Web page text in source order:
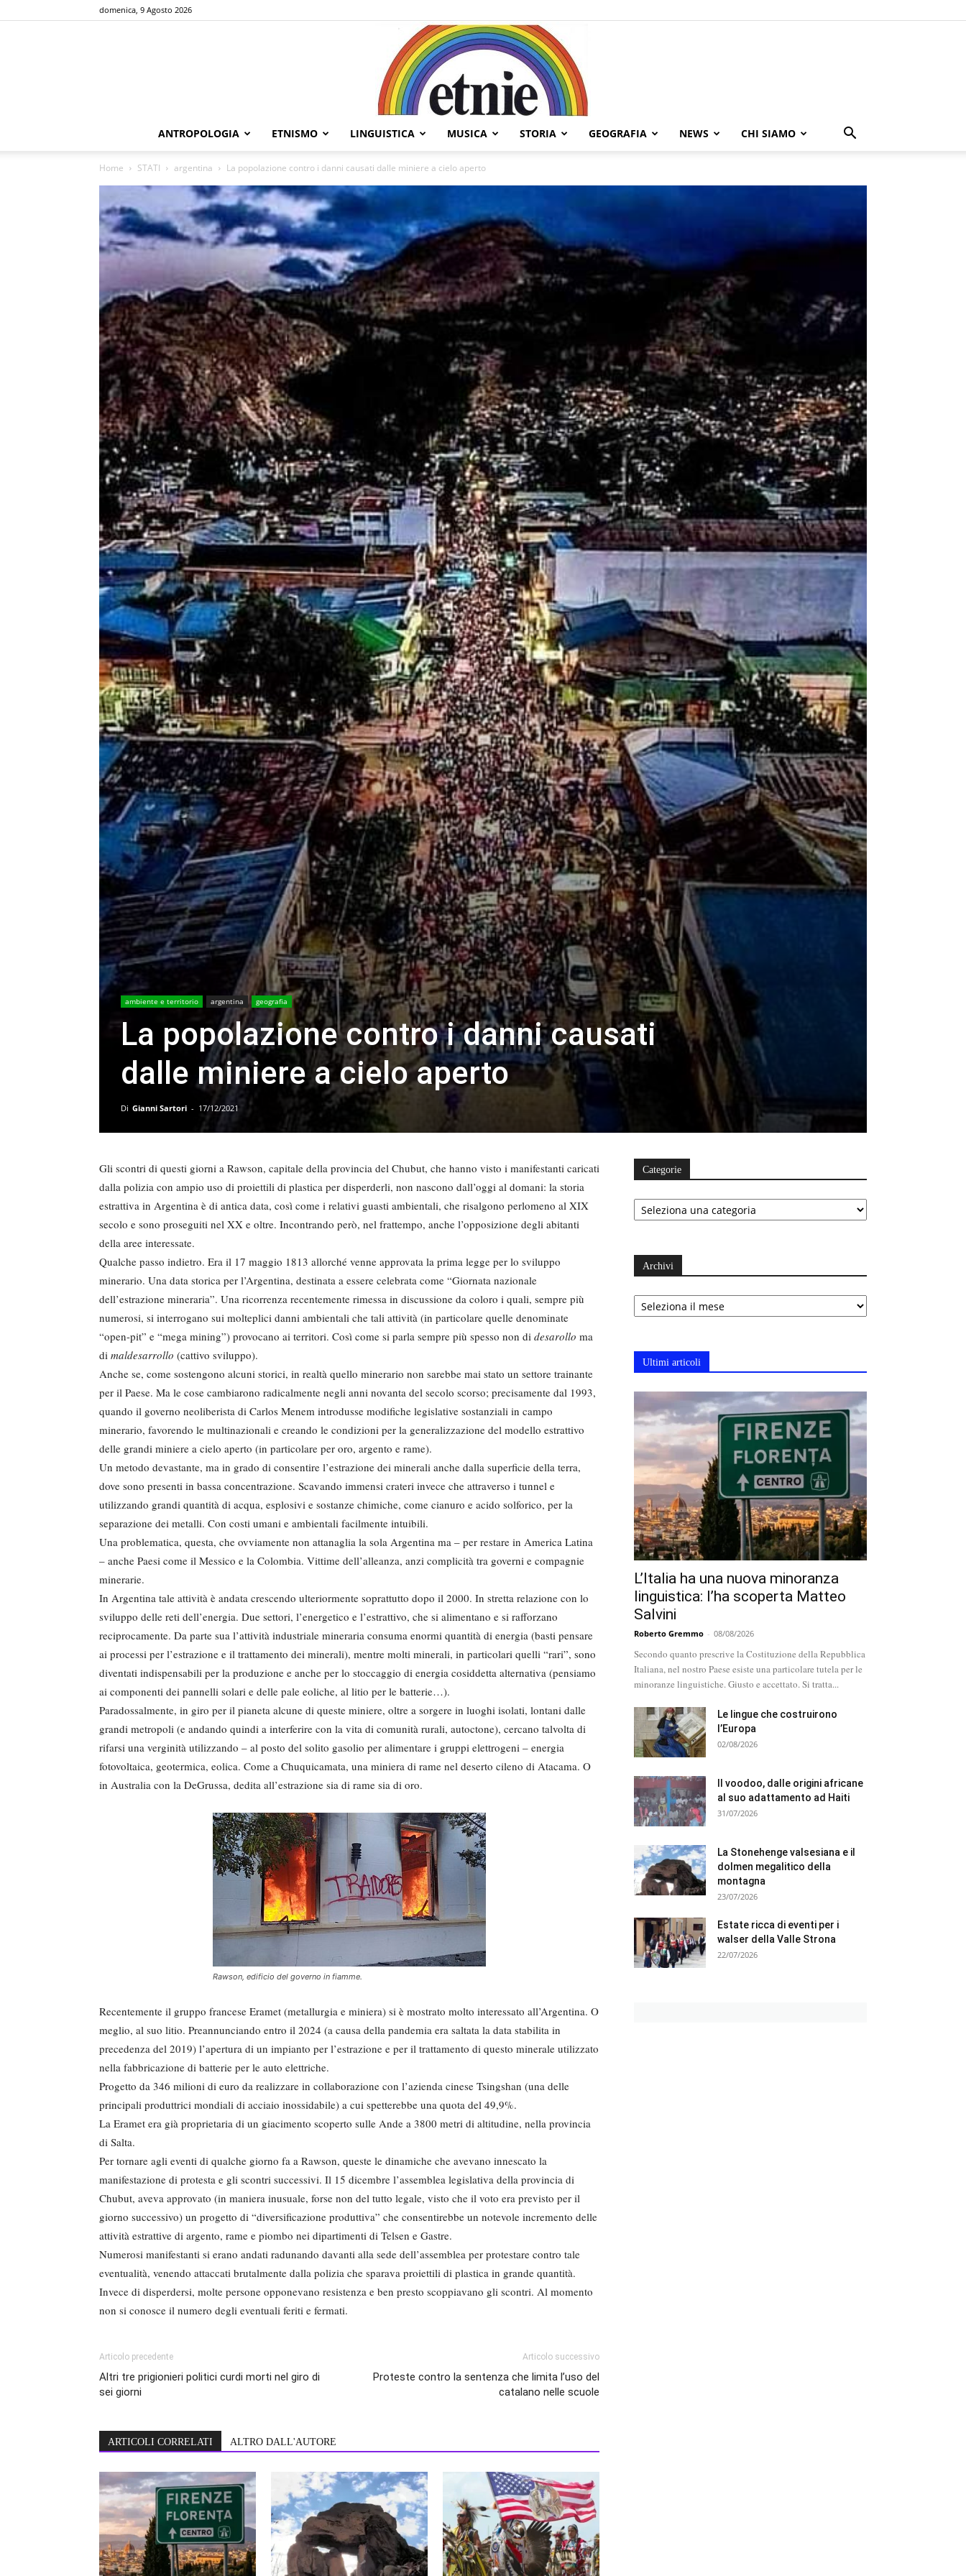
domenica, 9 Agosto 2026
ANTROPOLOGIA ETNISMO LINGUISTICA MUSICA STORIA GEOGRAFIA NEWS CHI SIAMO
Home STATI argentina La popolazione contro i danni causati dalle miniere a cielo aperto
ambiente e territorio argentina geografia
La popolazione contro i danni causati
dalle miniere a cielo aperto
Di Gianni Sartori - 17/12/2021
Gli scontri di questi giorni a Rawson, capitale della provincia del Chubut, che hanno visto i manifestanti caricati
dalla polizia con ampio uso di proiettili di plastica per disperderli, non nascono dall’oggi al domani: la storia
estrattiva in Argentina è di antica data, così come i relativi guasti ambientali, che risalgono perlomeno al XIX
secolo e sono proseguiti nel XX e oltre. Incontrando però, nel frattempo, anche l’opposizione degli abitanti
della aree interessate.
Qualche passo indietro. Era il 17 maggio 1813 allorché venne approvata la prima legge per lo sviluppo
minerario. Una data storica per l’Argentina, destinata a essere celebrata come “Giornata nazionale
dell’estrazione mineraria”. Una ricorrenza recentemente rimessa in discussione da coloro i quali, sempre più
numerosi, si interrogano sui molteplici danni ambientali che tali attività (in particolare quelle denominate
“open-pit” e “mega mining”) provocano ai territori. Così come si parla sempre più spesso non di desarollo ma
di maldesarrollo (cattivo sviluppo).
Anche se, come sostengono alcuni storici, in realtà quello minerario non sarebbe mai stato un settore trainante
per il Paese. Ma le cose cambiarono radicalmente negli anni novanta del secolo scorso; precisamente dal 1993,
quando il governo neoliberista di Carlos Menem introdusse modifiche legislative sostanziali in campo
minerario, favorendo le multinazionali e creando le condizioni per la generalizzazione del modello estrattivo
delle grandi miniere a cielo aperto (in particolare per oro, argento e rame).
Un metodo devastante, ma in grado di consentire l’estrazione dei minerali anche dalla superficie della terra,
dove sono presenti in bassa concentrazione. Scavando immensi crateri invece che attraverso i tunnel e
utilizzando grandi quantità di acqua, esplosivi e sostanze chimiche, come cianuro e acido solforico, per la
separazione dei metalli. Con costi umani e ambientali facilmente intuibili.
Una problematica, questa, che ovviamente non attanaglia la sola Argentina ma – per restare in America Latina
– anche Paesi come il Messico e la Colombia. Vittime dell’alleanza, anzi complicità tra governi e compagnie
minerarie.
In Argentina tale attività è andata crescendo ulteriormente soprattutto dopo il 2000. In stretta relazione con lo
sviluppo delle reti dell’energia. Due settori, l’energetico e l’estrattivo, che si alimentano e si rafforzano
reciprocamente. Da parte sua l’attività industriale mineraria consuma enormi quantità di energia (basti pensare
ai processi per l’estrazione e il trattamento dei minerali), mentre molti minerali, in particolari quelli “rari”, sono
diventati indispensabili per la produzione e anche per lo stoccaggio di energia cosiddetta alternativa (pensiamo
ai componenti dei pannelli solari e delle pale eoliche, al litio per le batterie…).
Paradossalmente, in giro per il pianeta alcune di queste miniere, oltre a sorgere in luoghi isolati, lontani dalle
grandi metropoli (e andando quindi a interferire con la vita di comunità rurali, autoctone), cercano talvolta di
rifarsi una verginità utilizzando – al posto del solito gasolio per alimentare i gruppi elettrogeni – energia
fotovoltaica, geotermica, eolica. Come a Chuquicamata, una miniera di rame nel deserto cileno di Atacama. O
in Australia con la DeGrussa, dedita all’estrazione sia di rame sia di oro.
Rawson, edificio del governo in fiamme.
Recentemente il gruppo francese Eramet (metallurgia e miniera) si è mostrato molto interessato all’Argentina. O
meglio, al suo litio. Preannunciando entro il 2024 (a causa della pandemia era saltata la data stabilita in
precedenza del 2019) l’apertura di un impianto per l’estrazione e per il trattamento di questo minerale utilizzato
nella fabbricazione di batterie per le auto elettriche.
Progetto da 346 milioni di euro da realizzare in collaborazione con l’azienda cinese Tsingshan (una delle
principali produttrici mondiali di acciaio inossidabile) a cui spetterebbe una quota del 49,9%.
La Eramet era già proprietaria di un giacimento scoperto sulle Ande a 3800 metri di altitudine, nella provincia
di Salta.
Per tornare agli eventi di qualche giorno fa a Rawson, queste le dinamiche che avevano innescato la
manifestazione di protesta e gli scontri successivi. Il 15 dicembre l’assemblea legislativa della provincia di
Chubut, aveva approvato (in maniera inusuale, forse non del tutto legale, visto che il voto era previsto per il
giorno successivo) un progetto di “diversificazione produttiva” che consentirebbe un notevole incremento delle
attività estrattive di argento, rame e piombo nei dipartimenti di Telsen e Gastre.
Numerosi manifestanti si erano andati radunando davanti alla sede dell’assemblea per protestare contro tale
eventualità, venendo attaccati brutalmente dalla polizia che sparava proiettili di plastica in grande quantità.
Invece di disperdersi, molte persone opponevano resistenza e ben presto scoppiavano gli scontri. Al momento
non si conosce il numero degli eventuali feriti e fermati.
Articolo precedente
Altri tre prigionieri politici curdi morti nel giro di
sei giorni
Articolo successivo
Proteste contro la sentenza che limita l’uso del
catalano nelle scuole
ARTICOLI CORRELATI ALTRO DALL'AUTORE
Categorie
Categorie
Archivi
Archivi
Ultimi articoli
L’Italia ha una nuova minoranza
linguistica: l’ha scoperta Matteo
Salvini
Roberto Gremmo - 08/08/2026
Secondo quanto prescrive la Costituzione della Repubblica
Italiana, nel nostro Paese esiste una particolare tutela per le
minoranze linguistiche. Giusto e accettato. Si tratta...
Le lingue che costruirono
l’Europa
02/08/2026
Il voodoo, dalle origini africane
al suo adattamento ad Haiti
31/07/2026
La Stonehenge valsesiana e il
dolmen megalitico della
montagna
23/07/2026
Estate ricca di eventi per i
walser della Valle Strona
22/07/2026